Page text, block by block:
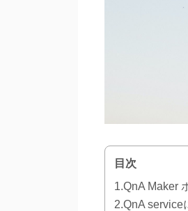
目次
1.QnA Maker
2.QnA service